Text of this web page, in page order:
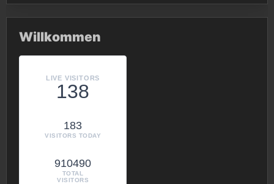
Willkommen
LIVE VISITORS
138
183
VISITORS TODAY
910490
TOTAL
VISITORS